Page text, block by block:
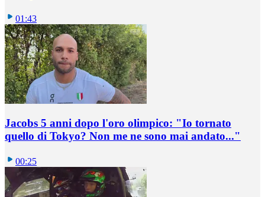
01:43
Jacobs 5 anni dopo l'oro olimpico: "Io tornato
quello di Tokyo? Non me ne sono mai andato..."
00:25